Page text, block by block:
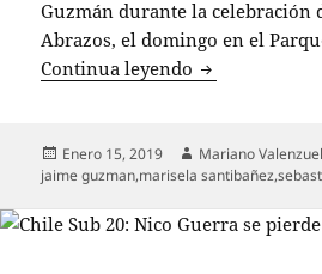
Guzmán durante la celebración
Abrazos, el domingo en el
Continua leyendo Marisela
Publicado
el
Enero 15, 2019 Autor
Mariano
jaime guzman,marisela santibañez,